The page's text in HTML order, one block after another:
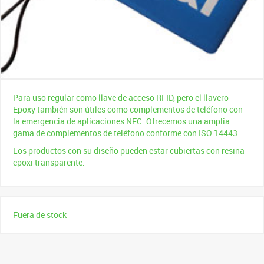
Para uso regular como llave de acceso RFID, pero el llavero
Epoxy también son útiles como complementos de teléfono con
la emergencia de aplicaciones NFC. Ofrecemos una amplia
gama de complementos de teléfono conforme con ISO 14443.
Los productos con su diseño pueden estar cubiertas con resina
epoxi transparente.
Fuera de stock